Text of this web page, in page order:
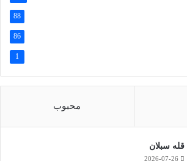
88
86
1
محبوب
قله سبلان
2026-07-26